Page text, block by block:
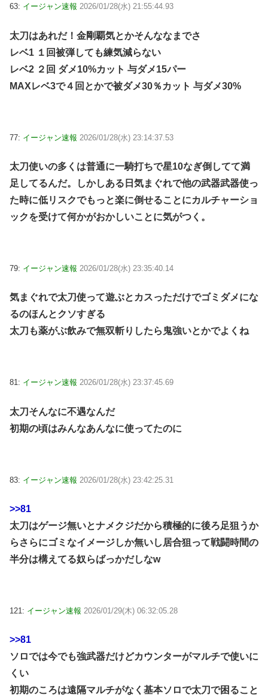
63: イージャン速報 2026/01/28(水) 21:55:44.93
太刀はあれだ！金剛覇気とかそんななまでさ
レベ1 １回被弾しても練気減らない
レベ2 ２回 ダメ10%カット 与ダメ15パー
MAXレベ3で４回とかで被ダメ30％カット 与ダメ30%
77: イージャン速報 2026/01/28(水) 23:14:37.53
太刀使いの多くは普通に一騎打ちで星10なぎ倒してて満
足してるんだ。しかしある日気まぐれで他の武器武器使っ
た時に低リスクでもっと楽に倒せることにカルチャーショ
ックを受けて何かがおかしいことに気がつく。
79: イージャン速報 2026/01/28(水) 23:35:40.14
気まぐれで太刀使って遊ぶとカスっただけでゴミダメにな
るのほんとクソすぎる
太刀も薬がぶ飲みで無双斬りしたら鬼強いとかでよくね
81: イージャン速報 2026/01/28(水) 23:37:45.69
太刀そんなに不遇なんだ
初期の頃はみんなあんなに使ってたのに
83: イージャン速報 2026/01/28(水) 23:42:25.31
>>81
太刀はゲージ無いとナメクジだから積極的に後ろ足狙うか
らさらにゴミなイメージしか無いし居合狙って戦闘時間の
半分は構えてる奴らばっかだしなw
121: イージャン速報 2026/01/29(木) 06:32:05.28
>>81
ソロでは今でも強武器だけどカウンターがマルチで使いに
くい
初期のころは遠隔マルチがなく基本ソロで太刀で困ること